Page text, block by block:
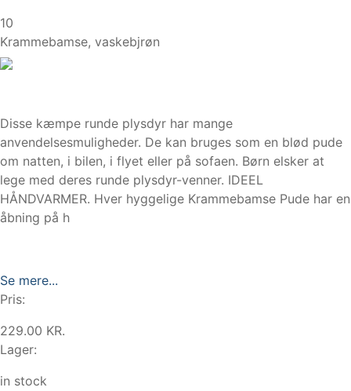
10
Krammebamse, vaskebjrøn
Disse kæmpe runde plysdyr har mange
anvendelsesmuligheder. De kan bruges som en blød pude
om natten, i bilen, i flyet eller på sofaen. Børn elsker at
lege med deres runde plysdyr-venner. IDEEL
HÅNDVARMER. Hver hyggelige Krammebamse Pude har en
åbning på h
Se mere...
Pris:
229.00 KR.
Lager:
in stock